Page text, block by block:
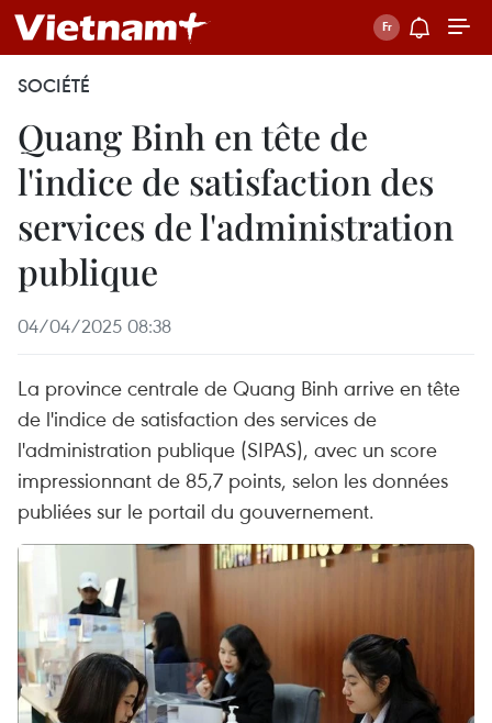
SOCIÉTÉ
Quang Binh en tête de
l'indice de satisfaction des
services de l'administration
publique
04/04/2025 08:38
La province centrale de Quang Binh arrive en tête
de l'indice de satisfaction des services de
l'administration publique (SIPAS), avec un score
impressionnant de 85,7 points, selon les données
publiées sur le portail du gouvernement.